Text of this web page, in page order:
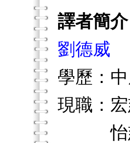
譯者簡介
劉德威
學歷：
現職：
怡慈